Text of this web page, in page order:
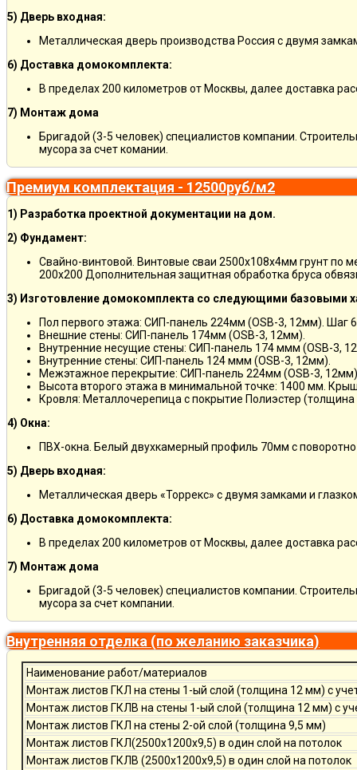
5) Дверь входная:
Металлическая дверь производства Россия с двумя
6) Доставка домокомплекта:
В пределах 200 километров от Москвы, далее доставка
7) Монтаж дома
Бригадой (3-5 человек) специалистов компании.
мусора за счет комании.
Премиум комплектация - 12500руб/м2
1) Разработка проектной документации на дом.
2) Фундамент:
Свайно-винтовой. Винтовые сваи 2500х108х4мм грунт по
200х200 Дополнительная защитная обработка бруса
3) Изготовление домокомплекта со следующими базовыми
Пол первого этажа: СИП-панель 224мм (OSB-3, 12мм). Шаг
Внешние стены: СИП-панель 174мм (OSB-3, 12мм).
Внутренние несущие стены: СИП-панель 174 ммм (OSB-3,
Внутренние стены: СИП-панель 124 ммм (OSB-3, 12мм).
Межэтажное перекрытие: СИП-панель 224мм (OSB-3,
Высота второго этажа в минимальной точке: 1400 мм.
Кровля: Металлочерепица с покрытие Полиэстер
4) Окна:
ПВХ-окна. Белый двухкамерный профиль 70мм с
5) Дверь входная:
Металлическая дверь «Торрекс» с двумя замками и
6) Доставка домокомплекта:
В пределах 200 километров от Москвы, далее доставка
7) Монтаж дома
Бригадой (3-5 человек) специалистов компании.
мусора за счет компании.
Внутренняя отделка (по желанию заказчика)
Наименование работ/материалов
Монтаж листов ГКЛ на стены 1-ый слой (толщина 12 мм) с
Монтаж листов ГКЛВ на стены 1-ый слой (толщина 12 мм) с
Монтаж листов ГКЛ на стены 2-ой слой (толщина 9,5 мм)
Монтаж листов ГКЛ(2500х1200х9,5) в один слой на потолок
Монтаж листов ГКЛВ (2500х1200х9,5) в один слой на потолок